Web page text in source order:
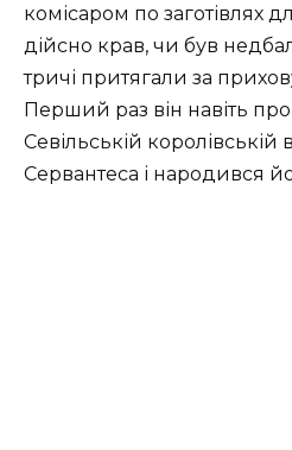
комісаром по заготівлях
дійсно крав, чи був
тричі притягали за
Перший раз він навіть
Севільській королівській
Сервантеса і народився